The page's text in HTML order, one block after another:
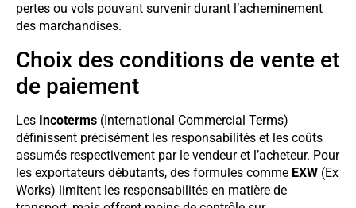
pertes ou vols pouvant survenir durant l’acheminement
des marchandises.
Choix des conditions de vente et
de paiement
Les Incoterms (International Commercial Terms)
définissent précisément les responsabilités et les coûts
assumés respectivement par le vendeur et l’acheteur. Pour
les exportateurs débutants, des formules comme EXW (Ex
Works) limitent les responsabilités en matière de